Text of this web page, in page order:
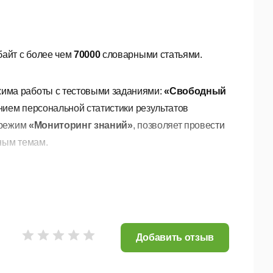
с более чем 70000словарными статьями.
работы с тестовыми заданиями:«Свободный
персональной статистики результатов
«Мониторинг знаний», позволяет провести
темам.
тестовых заданий;Добавить отзыв